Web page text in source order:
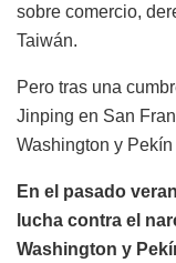
sobre comercio,
Taiwán.
Pero tras una
Jinping en San
Washington y
En el pasado
lucha contra el
Washington y